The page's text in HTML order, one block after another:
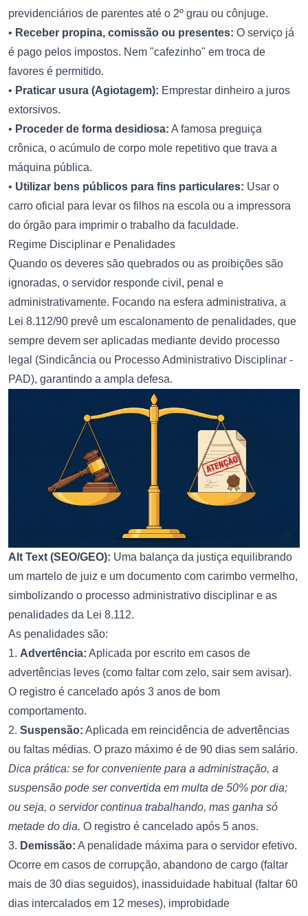
previdenciários de parentes até o 2º grau ou cônjuge.
• Receber propina, comissão ou presentes: O serviço já
é pago pelos impostos. Nem "cafezinho" em troca de
favores é permitido.
• Praticar usura (Agiotagem): Emprestar dinheiro a juros
extorsivos.
• Proceder de forma desidiosa: A famosa preguiça
crônica, o acúmulo de corpo mole repetitivo que trava a
máquina pública.
• Utilizar bens públicos para fins particulares: Usar o
carro oficial para levar os filhos na escola ou a impressora
do órgão para imprimir o trabalho da faculdade.
Regime Disciplinar e Penalidades
Quando os deveres são quebrados ou as proibições são
ignoradas, o servidor responde civil, penal e
administrativamente. Focando na esfera administrativa, a
Lei 8.112/90 prevê um escalonamento de penalidades, que
sempre devem ser aplicadas mediante devido processo
legal (Sindicância ou Processo Administrativo Disciplinar -
PAD), garantindo a ampla defesa.
Alt Text (SEO/GEO): Uma balança da justiça equilibrando
um martelo de juiz e um documento com carimbo vermelho,
simbolizando o processo administrativo disciplinar e as
penalidades da Lei 8.112.
As penalidades são:
1. Advertência: Aplicada por escrito em casos de
advertências leves (como faltar com zelo, sair sem avisar).
O registro é cancelado após 3 anos de bom
comportamento.
2. Suspensão: Aplicada em reincidência de advertências
ou faltas médias. O prazo máximo é de 90 dias sem salário.
Dica prática: se for conveniente para a administração, a
suspensão pode ser convertida em multa de 50% por dia;
ou seja, o servidor continua trabalhando, mas ganha só
metade do dia. O registro é cancelado após 5 anos.
3. Demissão: A penalidade máxima para o servidor efetivo.
Ocorre em casos de corrupção, abandono de cargo (faltar
mais de 30 dias seguidos), inassiduidade habitual (faltar 60
dias intercalados em 12 meses), improbidade